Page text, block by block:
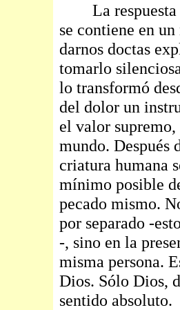
La respuesta
se contiene en
darnos doctas
tomarlo
lo transformó
del dolor un
el valor supremo,
mundo. Después
criatura humana
mínimo posible
pecado mismo.
por separado -
-, sino en la
misma persona.
Dios. Sólo Dios,
sentido absoluto.